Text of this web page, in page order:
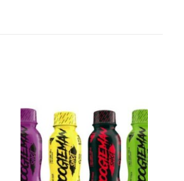
Добавить
в список
желаний